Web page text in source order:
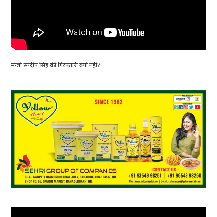
मन्त्री सन्दीप सिंह की गिरफ्तारी क्यो नही?